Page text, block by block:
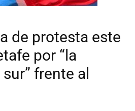
de protesta este
por “la
frente al